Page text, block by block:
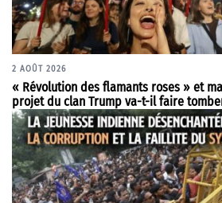
2 AOÛT 2026
« Révolution des flamants roses » et
projet du clan Trump va-t-il faire